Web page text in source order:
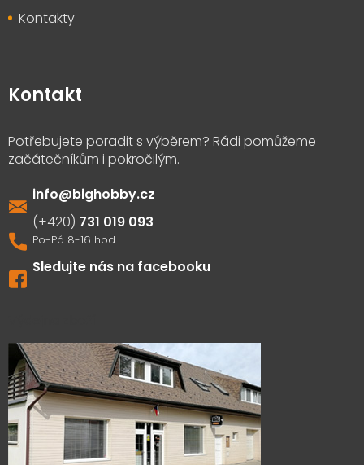
Kontakty
Kontakt
info@bighobby.cz
731 019 093
Sledujte nás na facebooku